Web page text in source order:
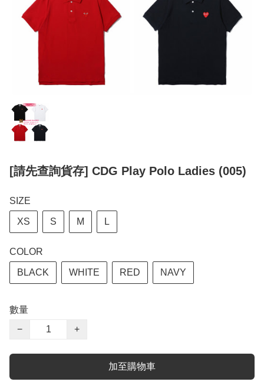
[請先查詢貨存] CDG Play Polo Ladies (005)
SIZE
XS S M L
COLOR
BLACK WHITE RED NAVY
數量
−
+
加至購物車